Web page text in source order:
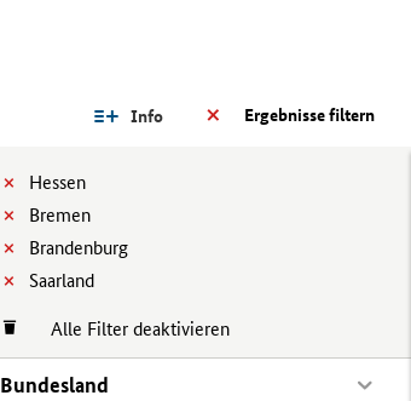
Ergebnisse filtern
Info
Hessen
Bremen
Brandenburg
Saarland
Alle Filter deaktivieren
Bundesland